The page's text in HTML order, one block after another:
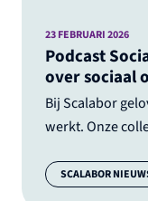
Podcast
over sociaal
Bij Scalabor
werkt. Onze
23 FEBRUARI 2026
Categorie:
SCALABOR